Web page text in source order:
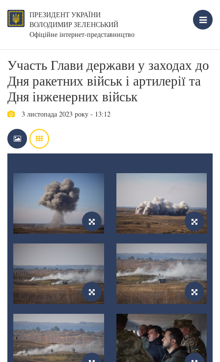
ПРЕЗИДЕНТ УКРАЇНИ
ВОЛОДИМИР ЗЕЛЕНСЬКИЙ
Офіційне інтернет-представництво
Участь Глави держави у заходах до
Дня ракетних військ і артилерії та
Дня інженерних військ
3 листопада 2023 року - 13:12